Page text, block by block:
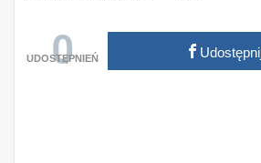
0
UDOSTĘPNIEŃ